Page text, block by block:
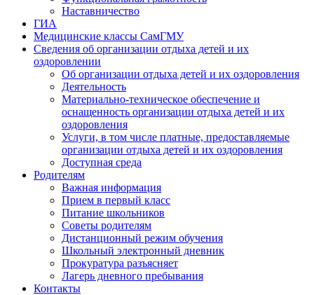
Наставничество
ГИА
Медицинские классы СамГМУ
Сведения об организации отдыха детей и их
оздоровлении
Об организации отдыха детей и их оздоровления
Деятельность
Материально-техническое обеспечение и
оснащенность организации отдыха детей и их
оздоровления
Услуги, в том числе платные, предоставляемые
организации отдыха детей и их оздоровления
Доступная среда
Родителям
Важная информация
Прием в первый класс
Питание школьников
Советы родителям
Дистанционный режим обучения
Школьный электронный дневник
Прокуратура разъясняет
Лагерь дневного пребывания
Контакты